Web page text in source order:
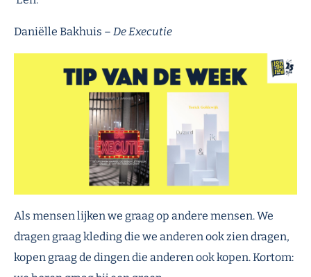
Daniëlle Bakhuis – De Executie
Als mensen lijken we graag op andere mensen. We
dragen graag kleding die we anderen ook zien dragen,
kopen graag de dingen die anderen ook kopen. Kortom: